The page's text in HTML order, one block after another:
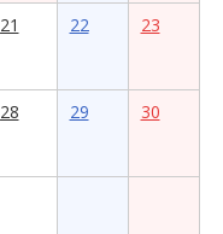
21 22 23
28 29 30